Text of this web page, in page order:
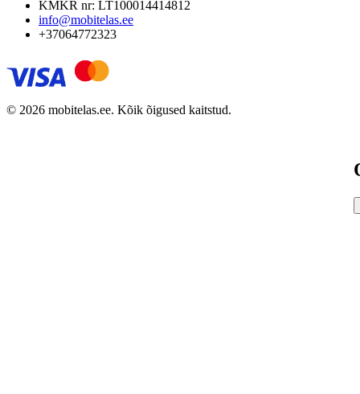
KMKR nr: LT100014414812
info@mobitelas.ee
+37064772323
© 2026 mobitelas.ee. Kõik õigused kaitstud.